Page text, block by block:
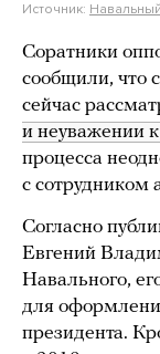
Источник: Навальный
Соратники
сообщили, что
сейчас
и неуважении к
процесса
с сотрудником
Согласно
Евгений
Навального,
для
президента.